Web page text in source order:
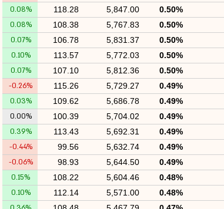
0.50%
5,847.00
118.28
0.08%
0.50%
5,767.83
108.38
0.08%
0.50%
5,831.37
106.78
0.07%
0.50%
5,772.03
113.57
0.10%
0.50%
5,812.36
107.10
0.07%
0.49%
5,729.27
115.26
-0.26%
0.49%
5,686.78
109.62
0.03%
0.49%
5,704.02
100.39
0.00%
0.49%
5,692.31
113.43
0.39%
0.49%
5,632.74
99.56
-0.44%
0.49%
5,644.50
98.93
-0.06%
0.48%
5,604.46
108.22
0.15%
0.48%
5,571.00
112.14
0.10%